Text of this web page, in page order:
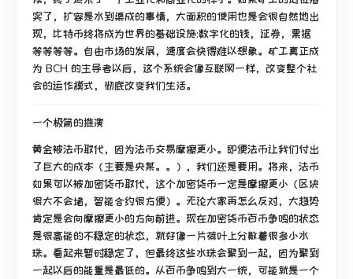
实了，扩容是水到渠成的事情，大面积的使用也是会很自然地出
现，比特币终将成为世界的基础设施:数字化的钱，证券，票据
等等等等。自由市场的发展，速度会快得难以想象。矿工真正成
为 BCH 的主导者以后，这个系统会像互联网一样，改变整个社
会的运作模式，彻底改变我们生活。
一个极简的推演
黄金被法币取代，因为法币交易摩擦更小。即便法币让我们付出
了巨大的成本（主要是央某。。），我们还是要用。将来，法币
如果可以被加密货币取代，这个加密货币一定是摩擦更小（区块
很大不会堵，智能合约很方便）。无论大家再怎么反对，大趋势
肯定是会向摩擦更小的方向前进。现在加密货币百币争鸣的状态
是很高能的不稳定的状态，就好像一片荷叶上分散着很多小水
珠。看起来暂时稳定了，但最终这些水珠会聚到一起，因为聚到
一起以后的能量是最低的。从百币争鸣到大一统，可能就是一个